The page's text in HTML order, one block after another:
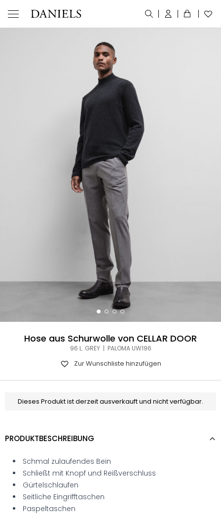
Hose aus Schurwolle von CELLAR DOOR
96 L. GREY | PALOMA UW196
Zur Wunschliste hinzufügen
Dieses Produkt ist derzeit ausverkauft und nicht verfügbar.
PRODUKTBESCHREIBUNG
Schmal zulaufendes Bein
Schließt mit Knopf und Reißverschluss
Gürtelschlaufen
Seitliche Eingrifftaschen
Paspeltaschen